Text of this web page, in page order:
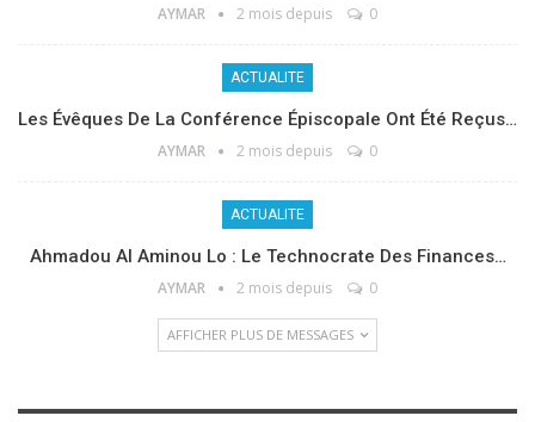
AYMAR 2 mois depuis 0
ACTUALITE
Les Évêques De La Conférence Épiscopale Ont Été Reçus…
AYMAR 2 mois depuis 0
ACTUALITE
Ahmadou Al Aminou Lo : Le Technocrate Des Finances…
AYMAR 2 mois depuis 0
AFFICHER PLUS DE MESSAGES